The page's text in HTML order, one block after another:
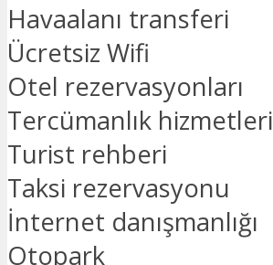
Havaalanı transferi
Ücretsiz Wifi
Otel rezervasyonları
Tercümanlık hizmetleri
Turist rehberi
Taksi rezervasyonu
İnternet danışmanlığı
Otopark